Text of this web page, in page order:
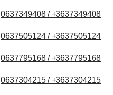
0637349408 / +3637349408
0637505124 / +3637505124
0637795168 / +3637795168
0637304215 / +3637304215